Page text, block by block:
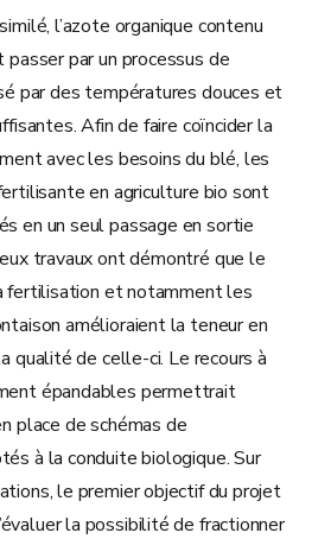
l’azote organique contenu
passer par un processus de
par des températures douces et
Afin de faire coïncider la
avec les besoins du blé, les
en agriculture bio sont
en un seul passage en sortie
travaux ont démontré que le
fertilisation et notamment les
amélioraient la teneur en
qualité de celle-ci. Le recours à
épandables permettrait
place de schémas de
à la conduite biologique. Sur
le premier objectif du projet
la possibilité de fractionner